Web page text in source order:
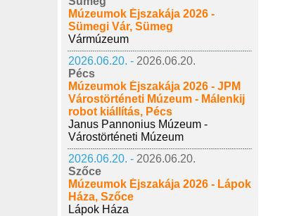
Múzeumok Éjszakája 2026 -
Sümegi Vár, Sümeg
Vármúzeum
2026.06.20. - 2026.06.20.
Pécs
Múzeumok Éjszakája 2026 - JPM
Várostörténeti Múzeum - Málenkij
robot kiállítás, Pécs
Janus Pannonius Múzeum -
Várostörténeti Múzeum
2026.06.20. - 2026.06.20.
Szőce
Múzeumok Éjszakája 2026 - Lápok
Háza, Szőce
Lápok Háza